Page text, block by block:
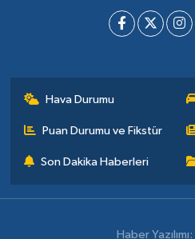
Hava Durumu
Puan Durumu ve Fikstür
Son Dakika Haberleri
Haber Yazılımı: